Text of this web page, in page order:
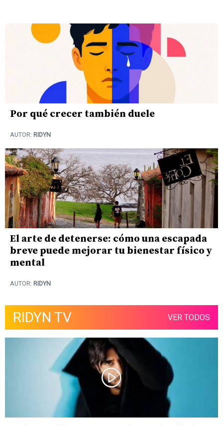
Por qué crecer también duele
AUTOR: RIDYN
El arte de detenerse: cómo una escapada
breve puede mejorar tu bienestar físico y
mental
AUTOR: RIDYN
RIDYN TV VER TODOS